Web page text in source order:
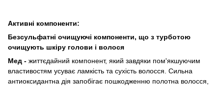
Активні компоненти:
Безсульфатні очищуючі компоненти, що з турботою
очищують шкіру голови і волося
Мед - життєдайний компонент, який завдяки пом'якшуючим
властивостям усуває ламкість та сухість волосся. Сильна
антиоксидантна дія запобігає пошкодженню полотна волосся,